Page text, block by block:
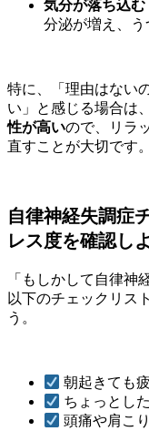
気分が落ち込む
分泌が増え、う
特に、「理由はない
い」と感じる場合は、
性が高いので、リラ
直すことが大切です。
自律神経失調症
レス度を確認し
「もしかして自律神
以下のチェックリス
う。
朝起きても
ちょっとし
頭痛や肩こ